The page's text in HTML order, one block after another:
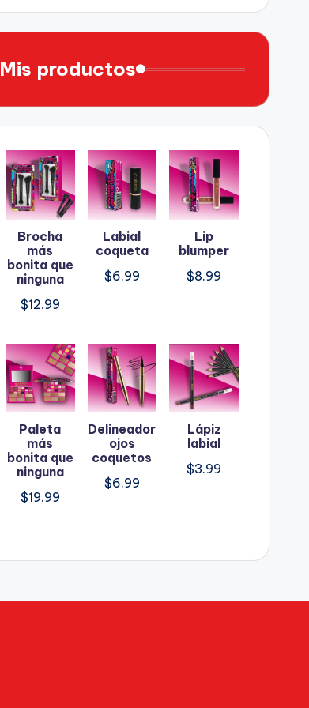
Mis productos
Brocha
más
bonita que
ninguna
$12.99
Labial
coqueta
$6.99
Lip
blumper
$8.99
Paleta
más
bonita que
ninguna
$19.99
Delineador
ojos
coquetos
$6.99
Lápiz
labial
$3.99